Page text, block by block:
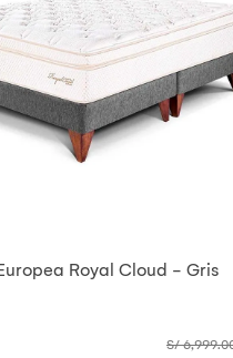
Royal Cloud - Gris
S/